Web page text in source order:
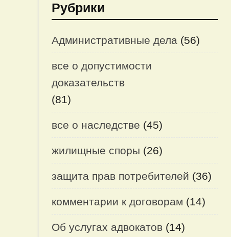
Рубрики
Административные дела(56)
все о допустимости
доказательств
(81)
все о наследстве (45)
жилищные споры (26)
защита прав потребителей (36)
комментарии к договорам (14)
Об услугах адвокатов(14)